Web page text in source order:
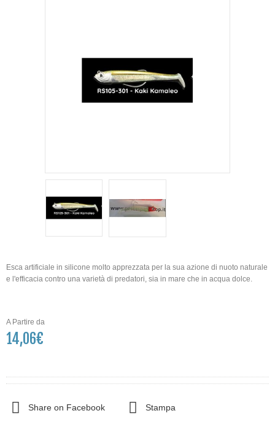
Esca artificiale in silicone molto apprezzata per la sua azione di nuoto naturale
e l'efficacia contro una varietà di predatori, sia in mare che in acqua dolce.
A Partire da
14,06€
Share on Facebook Stampa